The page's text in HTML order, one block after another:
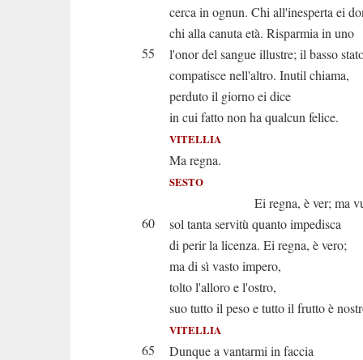
cerca in ognun. Chi all'inesperta ei
chi alla canuta età. Risparmia in uno
55
l'onor del sangue illustre; il basso
compatisce nell'altro. Inutil chiama,
perduto il giorno ei dice
in cui fatto non ha qualcun felice.
VITELLIA
Ma regna.
SESTO
Ei regna, è ver; ma vuol
60
sol tanta servitù quanto impedisca
di perir la licenza. Ei regna, è vero;
ma di sì vasto impero,
tolto l'alloro e l'ostro,
suo tutto il peso e tutto il frutto è
VITELLIA
65
Dunque a vantarmi in faccia